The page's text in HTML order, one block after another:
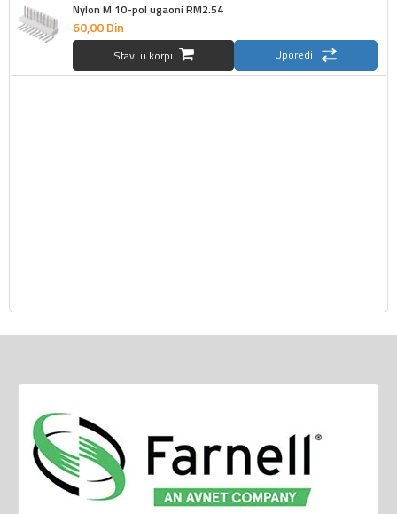
Nylon M 10-pol ugaoni RM2.54
60,00Din
Stavi u korpu Uporedi